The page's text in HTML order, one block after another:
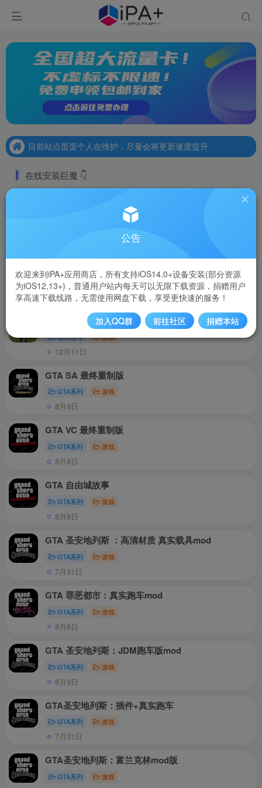
目前站点蛋蛋个人在维护，尽量会将更新速度提升
欢迎，马上开启iOS设备的无限可能！
如需资源可在论坛或任意文章下留言。
目前站点蛋蛋个人在维护，尽量会将更新速度提升
在线安装巨魔 👇
魔(TrollStore)
全部资源
最新 软件 巨魔 游戏 越狱 微信
动作格斗 游戏
12月11日
GTA SA 最终重制版
GTA系列 游戏
8月8日
GTA VC 最终重制版
GTA系列 游戏
8月8日
GTA 自由城故事
GTA系列 游戏
8月8日
GTA 圣安地列斯 ：高清材质 真实载具mod
GTA系列 游戏
7月31日
GTA 罪恶都市：真实跑车mod
GTA系列 游戏
8月8日
GTA 圣安地列斯：JDM跑车版mod
GTA系列 游戏
8月9日
GTA圣安地列斯：插件+真实跑车
GTA系列 游戏
7月31日
GTA圣安地列斯：富兰克林mod版
GTA系列 游戏
公告
欢迎来到iPA+应用商店，所有支持iOS14.0+设备安装(部分资源
为iOS12,13+)，普通用户站内每天可以无限下载资源，捐赠用户
享高速下载线路，无需使用网盘下载，享受更快速的服务！
加入QQ群 前往社区 捐赠本站